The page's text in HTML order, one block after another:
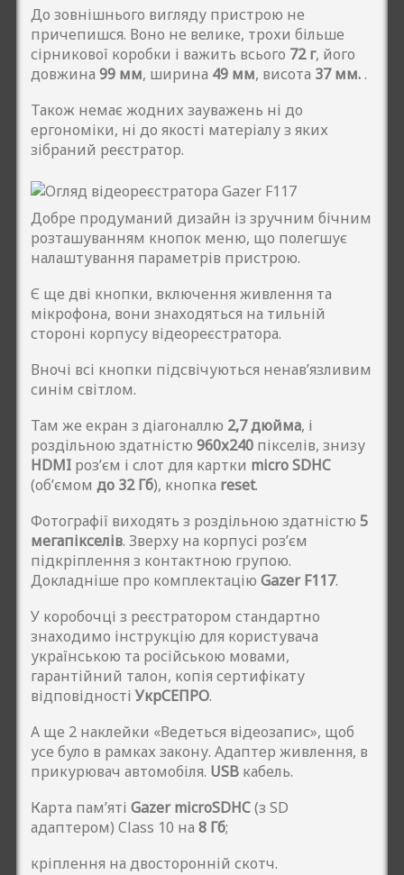
До зовнішнього вигляду пристрою не
причепишся. Воно не велике, трохи більше
сірникової коробки і важить всього 72 г, його
довжина99 мм, ширина 49 мм, висота 37 мм..
Також немає жодних зауважень ні до
ергономіки, ні до якості матеріалу з яких
зібраний реєстратор.
Добре продуманий дизайн із зручним бічним
розташуванням кнопок меню, що полегшує
налаштування параметрів пристрою.
Є ще дві кнопки, включення живлення та
мікрофона, вони знаходяться на тильній
стороні корпусу відеореєстратора.
Вночі всі кнопки підсвічуються ненав’язливим
синім світлом.
Там же екран з діагоналлю 2,7 дюйма, і
роздільною здатністю960х240 пікселів, знизу
HDMI роз’єм і слот для картки micro SDHC
(об’ємомдо 32 Гб), кнопка reset.
Фотографії виходять з роздільною здатністю 5
мегапікселів. Зверху на корпусі роз’єм
підкріплення з контактною групою.
Докладніше про комплектаціюGazer F117.
У коробочці з реєстратором стандартно
знаходимо інструкцію для користувача
українською та російською мовами,
гарантійний талон, копія сертифікату
відповідностіУкрСЕПРО.
А ще 2 наклейки «Ведеться відеозапис», щоб
усе було в рамках закону. Адаптер живлення, в
прикурювач автомобіля. USB кабель.
Карта пам’ятіGazer microSDHC(з SD
адаптером) Class 10 на8 Гб;
кріплення на двосторонній скотч.